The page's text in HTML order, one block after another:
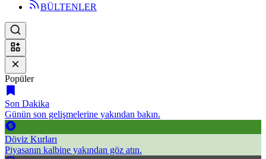
BÜLTENLER
Popüler
Son Dakika
Günün son gelişmelerine yakından bakın.
Döviz Kurları
Piyasanın kalbine yakından göz atın.